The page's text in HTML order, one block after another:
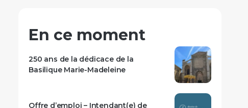
En ce moment
250 ans de la dédicace de la
Basilique Marie-Madeleine
Offre d’emploi – Intendant(e) de